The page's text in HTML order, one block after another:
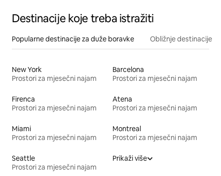
Destinacije koje treba istražiti
Popularne destinacije za duže boravke Obližnje destinacije
New York
Prostori za mjesečni najam
Barcelona
Prostori za mjesečni najam
Firenca
Prostori za mjesečni najam
Atena
Prostori za mjesečni najam
Miami
Prostori za mjesečni najam
Montreal
Prostori za mjesečni najam
Seattle
Prostori za mjesečni najam
Prikaži više